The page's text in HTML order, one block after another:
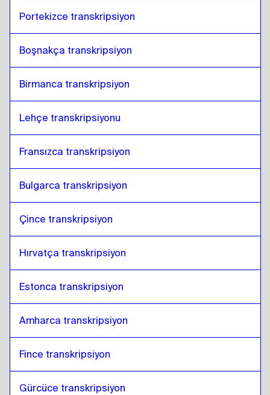
Portekizce transkripsiyon
Boşnakça transkripsiyon
Birmanca transkripsiyon
Lehçe transkripsiyonu
Fransızca transkripsiyon
Bulgarca transkripsiyon
Çince transkripsiyon
Hırvatça transkripsiyon
Estonca transkripsiyon
Amharca transkripsiyon
Fince transkripsiyon
Gürcüce transkripsiyon